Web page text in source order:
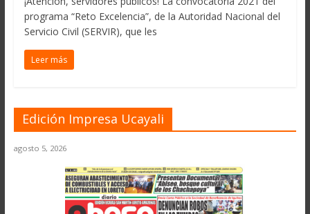
programa “Reto Excelencia”, de la Autoridad Nacional del
Servicio Civil (SERVIR), que les
Leer más
Edición Impresa Ucayali
agosto 5, 2026